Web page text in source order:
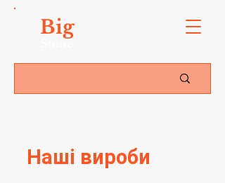
Big
Наші вироби